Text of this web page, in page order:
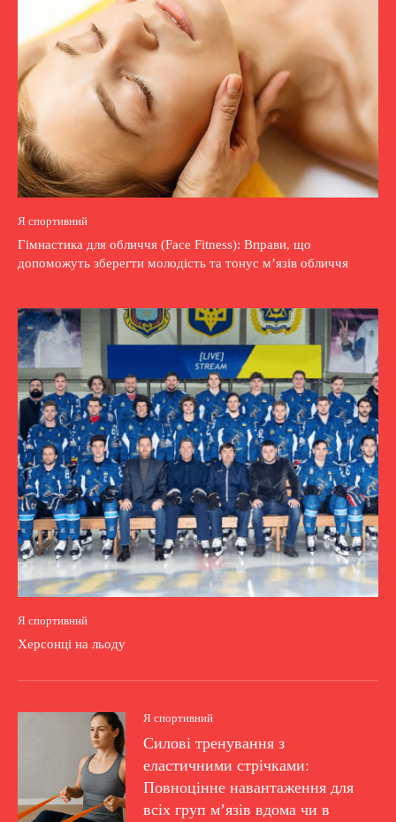
Я спортивний
Гімнастика для обличчя (Face Fitness): Вправи, що
допоможуть зберегти молодість та тонус м’язів обличчя
Я спортивний
Херсонці на льоду
Я спортивний
Силові тренування з
еластичними стрічками:
Повноцінне навантаження для
всіх груп м’язів вдома чи в